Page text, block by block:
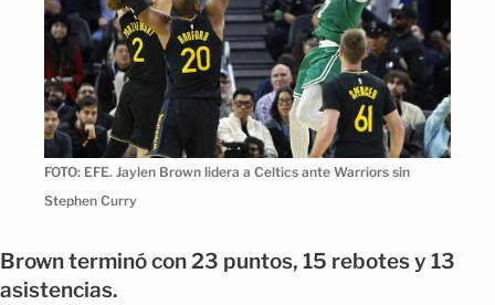
FOTO: EFE. Jaylen Brown lidera a Celtics ante Warriors sin
Stephen Curry
Brown terminó con 23 puntos, 15 rebotes y 13
asistencias.